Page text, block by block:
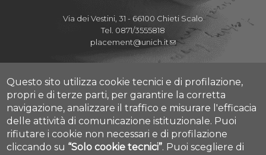
Via dei Vestini, 31 - 66100 Chieti Scalo
Tel. 0871/3555818
placement@unich.it
Mappa Campus Chieti
Mappa Campus Pescara
Amministrazione Trasparente
Privacy
Questo sito utilizza cookie tecnici e di profilazione,
propri e di terze parti, per garantire la corretta
navigazione, analizzare il traffico e misurare l'efficacia
delle attività di comunicazione istituzionale. Puoi
rifiutare i cookie non necessari e di profilazione
cliccando su “Solo cookie tecnici”. Puoi scegliere di